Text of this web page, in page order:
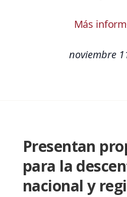
Más
noviembre
Presentan
para la
nacional y